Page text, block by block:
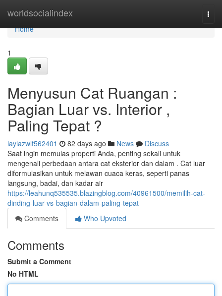
worldsocialindex
Home
Home
1
Menyusun Cat Ruangan :
Bagian Luar vs. Interior ,
Paling Tepat ?
laylazwlf562401 82 days ago News
Discuss
Saat ingin memulas properti Anda, penting sekali untuk
mengenali perbedaan antara cat eksterior dan dalam . Cat luar
diformulasikan untuk melawan cuaca keras, seperti panas
langsung, badai, dan kadar air
https://leahunq535535.blazingblog.com/40961500/memilih-cat-
dinding-luar-vs-bagian-dalam-paling-tepat
Comments
Who Upvoted
Comments
Submit a Comment
No HTML